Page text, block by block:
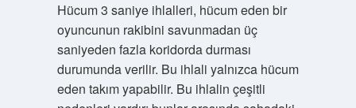
Hücum 3 saniye ihlalleri, hücum eden bir
oyuncunun rakibini savunmadan üç
saniyeden fazla koridorda durması
durumunda verilir. Bu ihlali yalnızca hücum
eden takım yapabilir. Bu ihlalin çeşitli